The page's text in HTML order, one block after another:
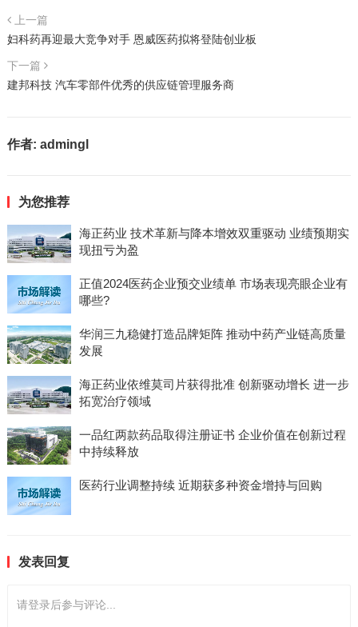
上一篇
妇科药再迎最大竞争对手 恩威医药拟将登陆创业板
下一篇
建邦科技 汽车零部件优秀的供应链管理服务商
作者: admingl
为您推荐
海正药业 技术革新与降本增效双重驱动 业绩预期实
现扭亏为盈
正值2024医药企业预交业绩单 市场表现亮眼企业有
哪些?
华润三九稳健打造品牌矩阵 推动中药产业链高质量
发展
海正药业依维莫司片获得批准 创新驱动增长 进一步
拓宽治疗领域
一品红两款药品取得注册证书 企业价值在创新过程
中持续释放
医药行业调整持续 近期获多种资金增持与回购
发表回复
请登录后参与评论...